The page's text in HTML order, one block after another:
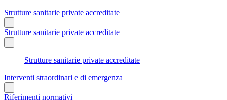
Strutture sanitarie private accreditate
Strutture sanitarie private accreditate
Strutture sanitarie private accreditate
Interventi straordinari e di emergenza
Riferimenti normativi